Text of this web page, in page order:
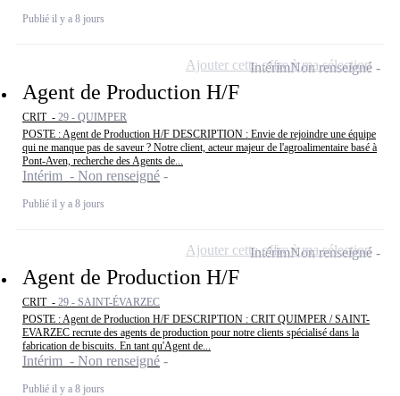
Publié il y a 8 jours
Agent de Production H/F
CRIT - 29 - QUIMPER
POSTE : Agent de Production H/F DESCRIPTION : Envie de rejoindre une équipe
qui ne manque pas de saveur ? Notre client, acteur majeur de l'agroalimentaire basé à
Pont-Aven, recherche des Agents de...
Intérim - Non renseigné
Publié il y a 8 jours
IntérimNon renseigné
Ajouter cette offre à ma sélection
Agent de Production H/F
CRIT - 29 - SAINT-ÉVARZEC
POSTE : Agent de Production H/F DESCRIPTION : CRIT QUIMPER / SAINT-
EVARZEC recrute des agents de production pour notre clients spécialisé dans la
fabrication de biscuits. En tant qu'Agent de...
Intérim - Non renseigné
Publié il y a 8 jours
IntérimNon renseigné
Ajouter cette offre à ma sélection